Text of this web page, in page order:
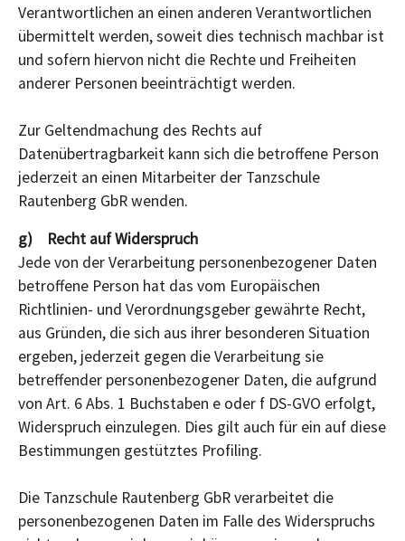
Verantwortlichen an einen anderen Verantwortlichen
übermittelt werden, soweit dies technisch machbar ist
und sofern hiervon nicht die Rechte und Freiheiten
anderer Personen beeinträchtigt werden.
Zur Geltendmachung des Rechts auf
Datenübertragbarkeit kann sich die betroffene Person
jederzeit an einen Mitarbeiter der Tanzschule
Rautenberg GbR wenden.
g) Recht auf Widerspruch
Jede von der Verarbeitung personenbezogener Daten
betroffene Person hat das vom Europäischen
Richtlinien- und Verordnungsgeber gewährte Recht,
aus Gründen, die sich aus ihrer besonderen Situation
ergeben, jederzeit gegen die Verarbeitung sie
betreffender personenbezogener Daten, die aufgrund
von Art. 6 Abs. 1 Buchstaben e oder f DS-GVO erfolgt,
Widerspruch einzulegen. Dies gilt auch für ein auf diese
Bestimmungen gestütztes Profiling.
Die Tanzschule Rautenberg GbR verarbeitet die
personenbezogenen Daten im Falle des Widerspruchs